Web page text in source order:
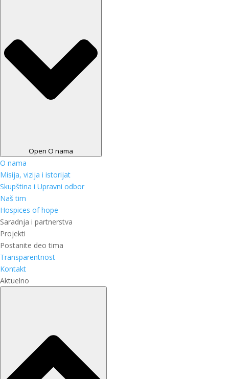
Open O nama
O nama
Misija, vizija i istorijat
Skupština i Upravni odbor
Naš tim
Hospices of hope
Saradnja i partnerstva
Projekti
Postanite deo tima
Transparentnost
Kontakt
Aktuelno